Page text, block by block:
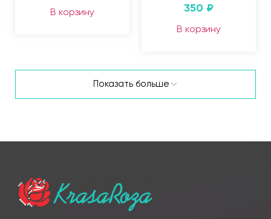
В корзину 350 ₽
В корзину
Показать больше